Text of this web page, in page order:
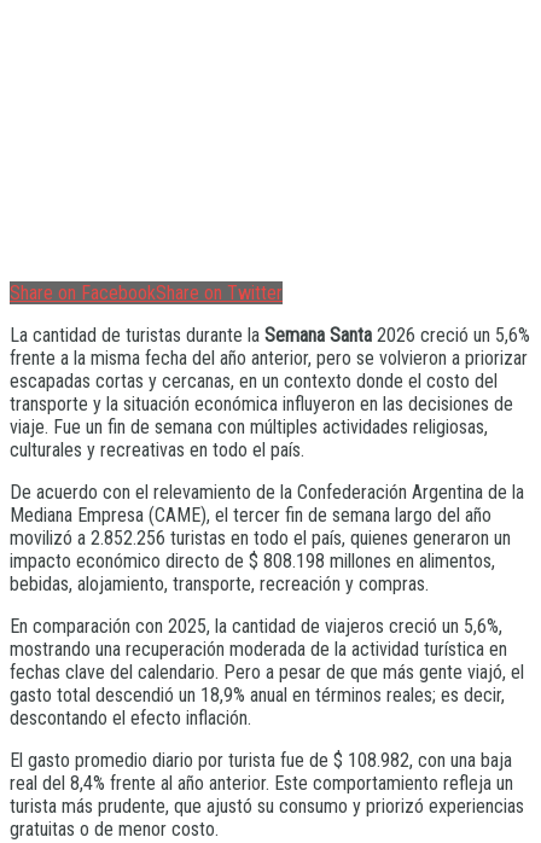
Share on FacebookShare on Twitter
La cantidad de turistas durante la Semana Santa 2026 creció un 5,6%
frente a la misma fecha del año anterior, pero se volvieron a priorizar
escapadas cortas y cercanas, en un contexto donde el costo del
transporte y la situación económica influyeron en las decisiones de
viaje. Fue un fin de semana con múltiples actividades religiosas,
culturales y recreativas en todo el país.
De acuerdo con el relevamiento de la Confederación Argentina de la
Mediana Empresa (CAME), el tercer fin de semana largo del año
movilizó a 2.852.256 turistas en todo el país, quienes generaron un
impacto económico directo de $ 808.198 millones en alimentos,
bebidas, alojamiento, transporte, recreación y compras.
En comparación con 2025, la cantidad de viajeros creció un 5,6%,
mostrando una recuperación moderada de la actividad turística en
fechas clave del calendario. Pero a pesar de que más gente viajó, el
gasto total descendió un 18,9% anual en términos reales; es decir,
descontando el efecto inflación.
El gasto promedio diario por turista fue de $ 108.982, con una baja
real del 8,4% frente al año anterior. Este comportamiento refleja un
turista más prudente, que ajustó su consumo y priorizó experiencias
gratuitas o de menor costo.